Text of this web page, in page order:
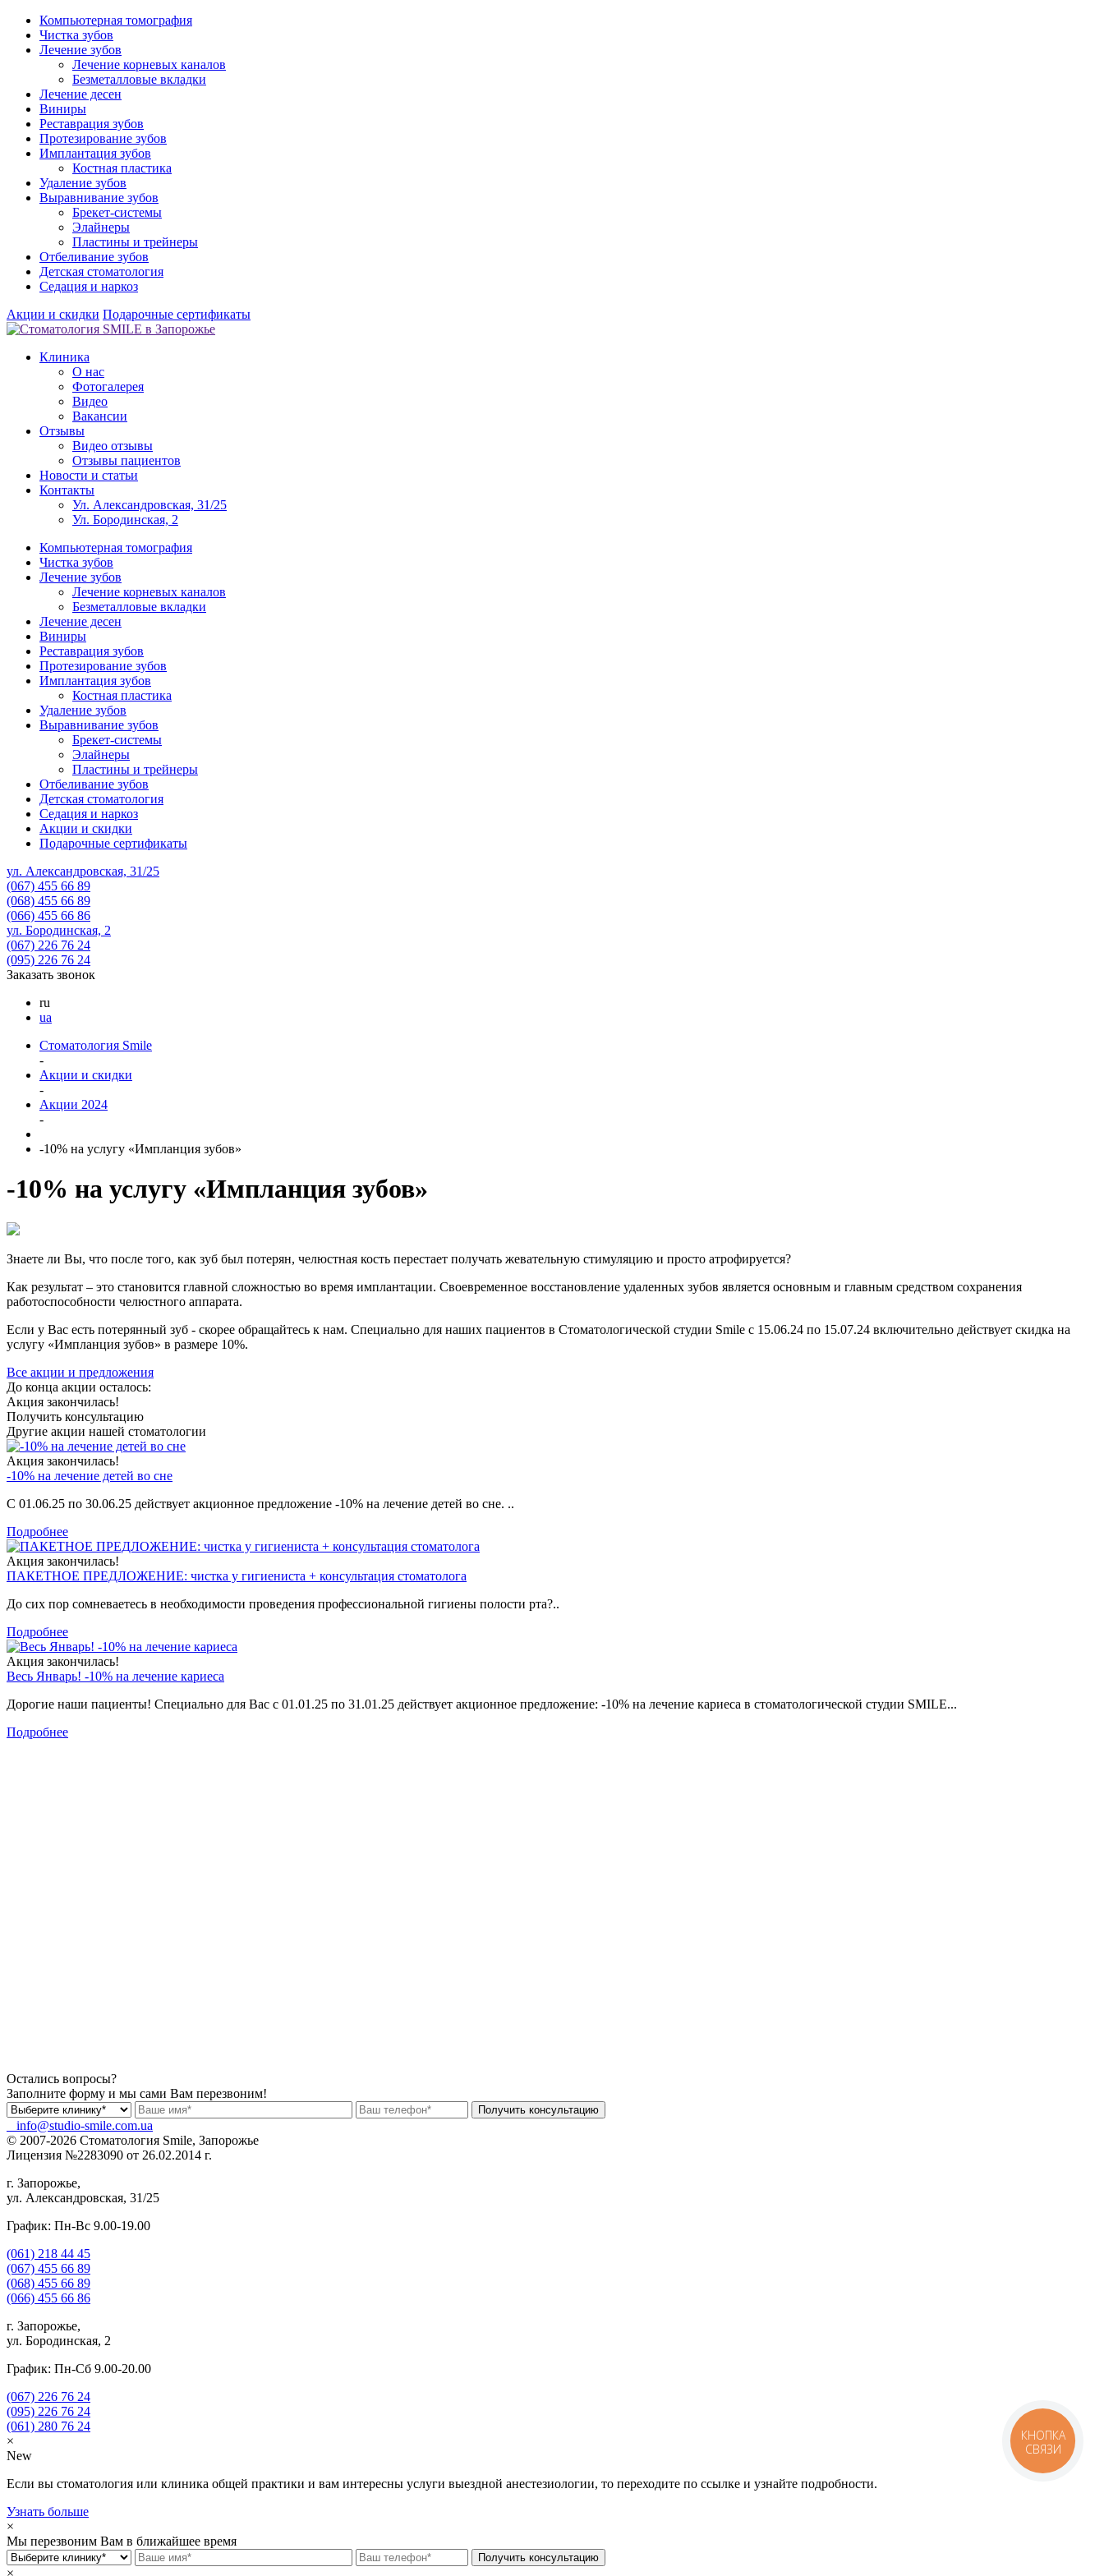
Компьютерная томография
Чистка зубов
Лечение зубов
Лечение корневых каналов
Безметалловые вкладки
Лечение десен
Виниры
Реставрация зубов
Протезирование зубов
Имплантация зубов
Костная пластика
Удаление зубов
Выравнивание зубов
Брекет-системы
Элайнеры
Пластины и трейнеры
Отбеливание зубов
Детская стоматология
Седация и наркоз
Акции и скидки Подарочные сертификаты
Клиника
О нас
Фотогалерея
Видео
Вакансии
Отзывы
Видео отзывы
Отзывы пациентов
Новости и статьи
Контакты
Ул. Александровская, 31/25
Ул. Бородинская, 2
Компьютерная томография
Чистка зубов
Лечение зубов
Лечение корневых каналов
Безметалловые вкладки
Лечение десен
Виниры
Реставрация зубов
Протезирование зубов
Имплантация зубов
Костная пластика
Удаление зубов
Выравнивание зубов
Брекет-системы
Элайнеры
Пластины и трейнеры
Отбеливание зубов
Детская стоматология
Седация и наркоз
Акции и скидки
Подарочные сертификаты
ул. Александровская, 31/25
(067) 455 66 89
(068) 455 66 89
(066) 455 66 86
ул. Бородинская, 2
(067) 226 76 24
(095) 226 76 24
Заказать звонок
ru
ua
Стоматология Smile
-
Акции и скидки
-
Акции 2024
-
-10% на услугу «Импланция зубов»
-10% на услугу «Импланция зубов»
Знаете ли Вы, что после того, как зуб был потерян, челюстная кость перестает получать жевательную стимуляцию и просто атрофируется?
Как результат – это становится главной сложностью во время имплантации. Своевременное восстановление удаленных зубов является основным и главным средством сохранения
работоспособности челюстного аппарата.
Если у Вас есть потерянный зуб - скорее обращайтесь к нам. Специально для наших пациентов в Стоматологической студии Smile с 15.06.24 по 15.07.24 включительно действует скидка на
услугу «Импланция зубов» в размере 10%.
Все акции и предложения
До конца акции осталось:
Акция закончилась!
Получить консультацию
Другие акции нашей стоматологии
Акция закончилась!
-10% на лечение детей во сне
С 01.06.25 по 30.06.25 действует акционное предложение -10% на лечение детей во сне. ..
Подробнее
Акция закончилась!
ПАКЕТНОЕ ПРЕДЛОЖЕНИЕ: чистка у гигиениста + консультация стоматолога
До сих пор сомневаетесь в необходимости проведения профессиональной гигиены полости рта?..
Подробнее
Акция закончилась!
Весь Январь! -10% на лечение кариеса
Дорогие наши пациенты! Специально для Вас с 01.01.25 по 31.01.25 действует акционное предложение: -10% на лечение кариеса в стоматологической студии SMILE...
Подробнее
Остались вопросы?
Заполните форму и мы сами Вам перезвоним!
info@studio-smile.com.ua
© 2007-2026 Стоматология Smile, Запорожье
Лицензия №2283090 от 26.02.2014 г.
г. Запорожье,
ул. Александровская, 31/25
График: Пн-Вс 9.00-19.00
(061) 218 44 45
(067) 455 66 89
(068) 455 66 89
(066) 455 66 86
г. Запорожье,
ул. Бородинская, 2
График: Пн-Сб 9.00-20.00
(067) 226 76 24
(095) 226 76 24
(061) 280 76 24
×
New
Если вы стоматология или клиника общей практики и вам интересны услуги выездной анестезиологии, то переходите по ссылке и узнайте подробности.
Узнать больше
×
Мы перезвоним Вам в ближайшее время
×
КНОПКА
СВЯЗИ